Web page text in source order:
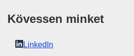
Kövessen minket
LinkedIn